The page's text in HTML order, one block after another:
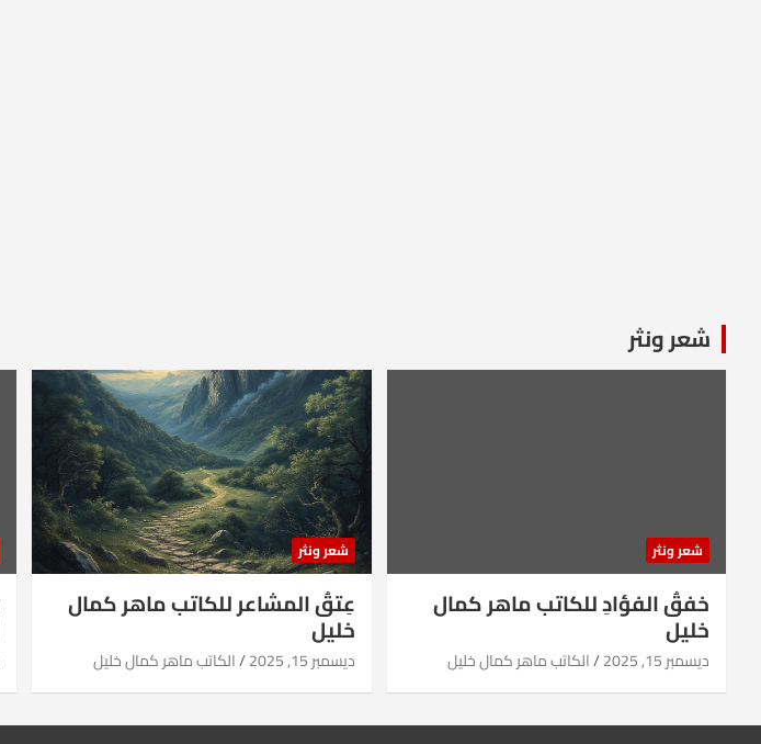
شعر ونثر
شعر ونثر
خفقُ الفؤادِ للكاتب ماهر كمال
خليل
ديسمبر 15, 2025 الكاتب ماهر كمال خليل
شعر ونثر
عِتقُ المشاعر للكاتب ماهر كمال
خليل
ديسمبر 15, 2025 الكاتب ماهر كمال خليل